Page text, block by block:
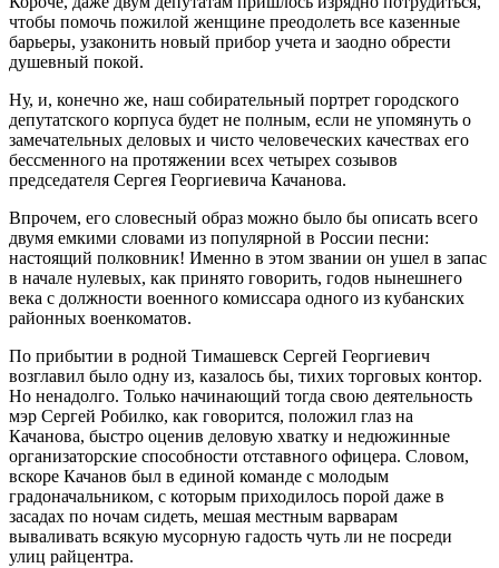
чтобы помочь пожилой женщине преодолеть все казенные
барьеры, узаконить новый прибор учета и заодно обрести
душевный покой.
Ну, и, конечно же, наш собирательный портрет городского
депутатского корпуса будет не полным, если не упомянуть о
замечательных деловых и чисто человеческих качествах его
бессменного на протяжении всех четырех созывов
председателя Сергея Георгиевича Качанова.
Впрочем, его словесный образ можно было бы описать всего
двумя емкими словами из популярной в России песни:
настоящий полковник! Именно в этом звании он ушел в запас
в начале нулевых, как принято говорить, годов нынешнего
века с должности военного комиссара одного из кубанских
районных военкоматов.
По прибытии в родной Тимашевск Сергей Георгиевич
возглавил было одну из, казалось бы, тихих торговых контор.
Но ненадолго. Только начинающий тогда свою деятельность
мэр Сергей Робилко, как говорится, положил глаз на
Качанова, быстро оценив деловую хватку и недюжинные
организаторские способности отставного офицера. Словом,
вскоре Качанов был в единой команде с молодым
градоначальником, с которым приходилось порой даже в
засадах по ночам сидеть, мешая местным варварам
вываливать всякую мусорную гадость чуть ли не посреди
улиц райцентра.